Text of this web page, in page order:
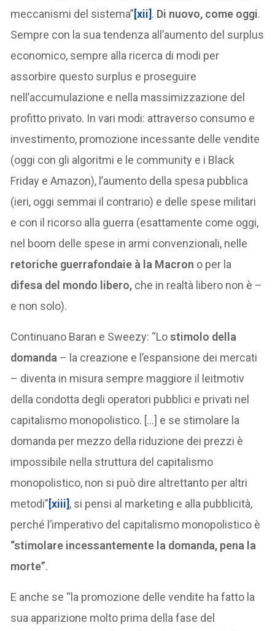
meccanismi del sistema”[xii]. Di nuovo, come oggi.
Sempre con la sua tendenza all’aumento del surplus
economico, sempre alla ricerca di modi per
assorbire questo surplus e proseguire
nell’accumulazione e nella massimizzazione del
profitto privato. In vari modi: attraverso consumo e
investimento, promozione incessante delle vendite
(oggi con gli algoritmi e le community e i Black
Friday e Amazon), l’aumento della spesa pubblica
(ieri, oggi semmai il contrario) e delle spese militari
e con il ricorso alla guerra (esattamente come oggi,
nel boom delle spese in armi convenzionali, nelle
retoriche guerrafondaie à la Macron o per la
difesa del mondo libero, che in realtà libero non è –
e non solo).
Continuano Baran e Sweezy: “Lostimolo della
domanda – la creazione e l’espansione dei mercati
– diventa in misura sempre maggiore il leitmotiv
della condotta degli operatori pubblici e privati nel
capitalismo monopolistico. […] e se stimolare la
domanda per mezzo della riduzione dei prezzi è
impossibile nella struttura del capitalismo
monopolistico, non si può dire altrettanto per altri
metodi”[xiii], si pensi al marketing e alla pubblicità,
perché l’imperativo del capitalismo monopolistico è
“stimolare incessantemente la domanda, pena la
morte”.
E anche se “la promozione delle vendite ha fatto la
sua apparizione molto prima della fase del